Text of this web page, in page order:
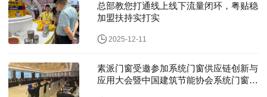
总部教您打通线上线下流量闭环，粤贴稳
加盟扶持实打实
2025-12-11
素派门窗受邀参加系统门窗供应链创新与
应用大会暨中国建筑节能协会系统门窗分